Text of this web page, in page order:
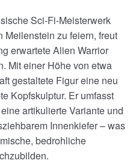
Sci-Fi-Meisterwerk
Meilenstein zu feiern, freut
erwartete Alien Warrior
Mit einer Höhe von etwa
gestaltete Figur eine neu
Kopfskulptur. Er umfasst
artikulierte Variante und
Innenkiefer – was
bedrohliche